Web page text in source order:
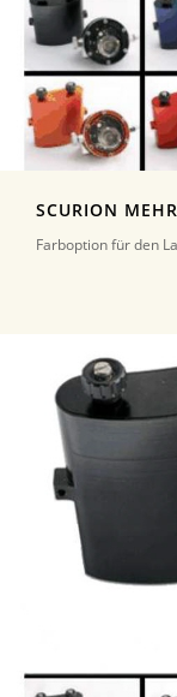
SCURION
Farboption für den